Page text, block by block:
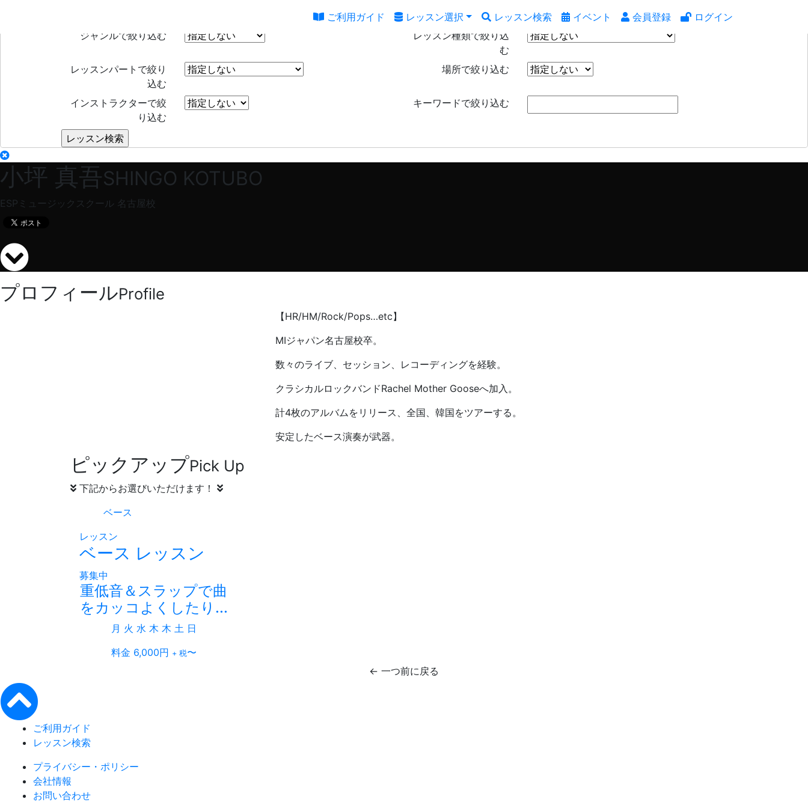
ジャンルで絞り込む
レッスン種類で絞り込
む
レッスンパートで絞り
込む
場所で絞り込む
インストラクターで絞
り込む
キーワードで絞り込む
ご利用ガイド レッスン選択 レッスン検索 イベント 会員登録 ログイン
小坪 真吾SHINGO KOTUBO
ESPミュージックスクール 名古屋校
プロフィールProfile
【HR/HM/Rock/Pops…etc】
MIジャパン名古屋校卒。
数々のライブ、セッション、レコーディングを経験。
クラシカルロックバンドRachel Mother Gooseへ加入。
計4枚のアルバムをリリース、全国、韓国をツアーする。
安定したベース演奏が武器。
ピックアップPick Up
下記からお選びいただけます！
ベース
レッスン
ベース レッスン
募集中
重低音＆スラップで曲
をカッコよくしたり...
月 火 水 木 木 土 日
料金 6,000円 + 税〜
← 一つ前に戻る
ご利用ガイド
レッスン検索
プライバシー・ポリシー
会社情報
お問い合わせ